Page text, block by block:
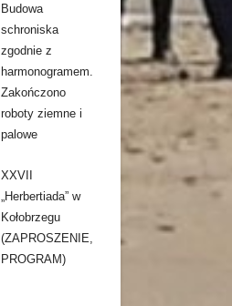
Budowa
schroniska
zgodnie z
harmonogramem.
Zakończono
roboty ziemne i
palowe
XXVII
„Herbertiada” w
Kołobrzegu
(ZAPROSZENIE,
PROGRAM)